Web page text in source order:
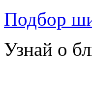
Подбор
Узнай о